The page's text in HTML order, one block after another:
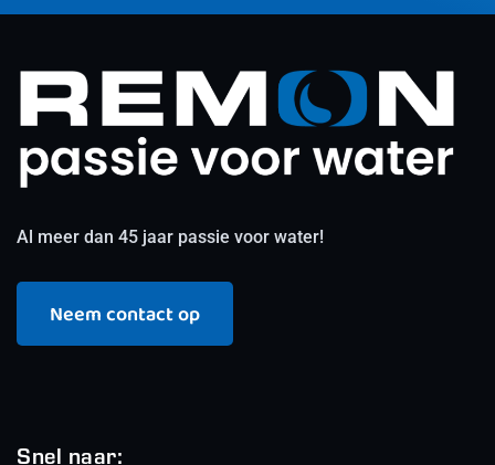
Al meer dan 45 jaar passie voor water!
Neem contact op
Snel naar: